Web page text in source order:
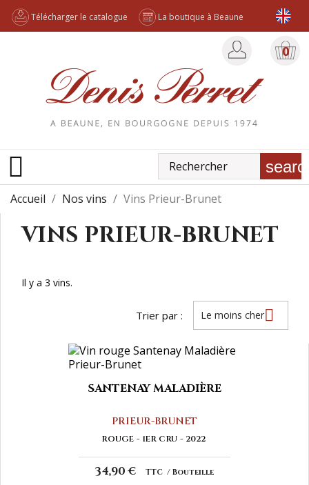
Télécharger le catalogue La boutique à Beaune
0

Accueil Nos vins Vins Prieur-Brunet
VINS PRIEUR-BRUNET
Il y a 3 vins.
Trier par : Le moins cher
SANTENAY MALADIÈRE
PRIEUR-BRUNET
ROUGE 1ER CRU 2022
34,90 € TTC Bouteille